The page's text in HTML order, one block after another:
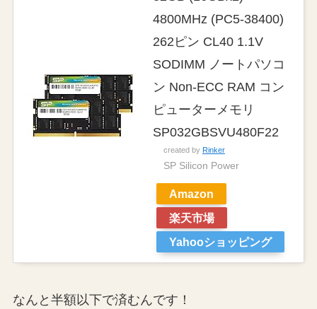
4800MHz (PC5-38400)
262ピン CL40 1.1V
SODIMM ノートパソコ
ン Non-ECC RAM コン
ピューターメモリ
SP032GBSVU480F22
created by Rinker
SP Silicon Power
Amazon
楽天市場
Yahooショッピング
なんと半額以下で済むんです！